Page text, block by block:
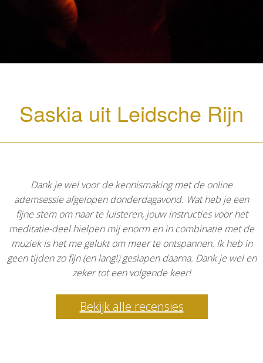
Saskia uit Leidsche Rijn
Dank je wel voor de kennismaking met de online
ademsessie afgelopen donderdagavond. Wat heb je een
fijne stem om naar te luisteren, jouw instructies voor het
meditatie-deel hielpen mij enorm en in combinatie met de
muziek is het me gelukt om meer te ontspannen. Ik heb in
geen tijden zo fijn (en lang!) geslapen daarna. Dank je wel en
zeker tot een volgende keer!
Bekijk alle recensies